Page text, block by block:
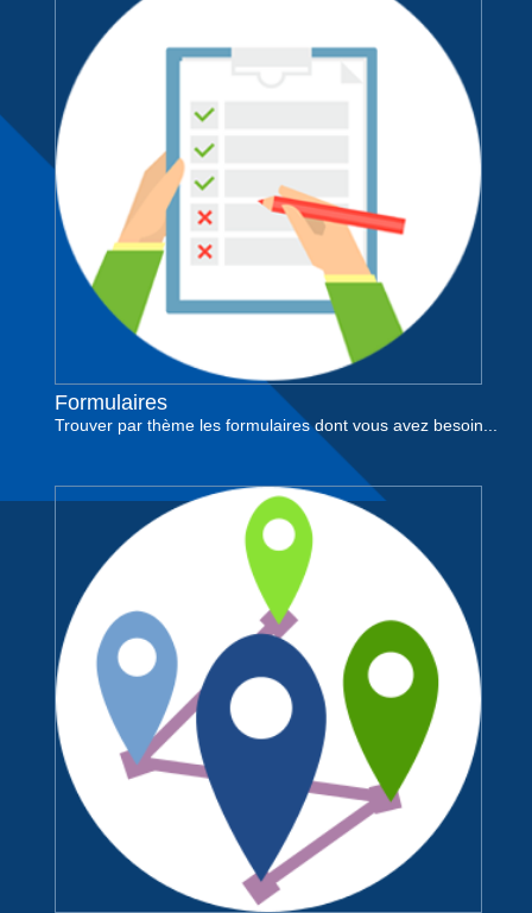
Formulaires
Trouver par thème les formulaires dont vous avez besoin...